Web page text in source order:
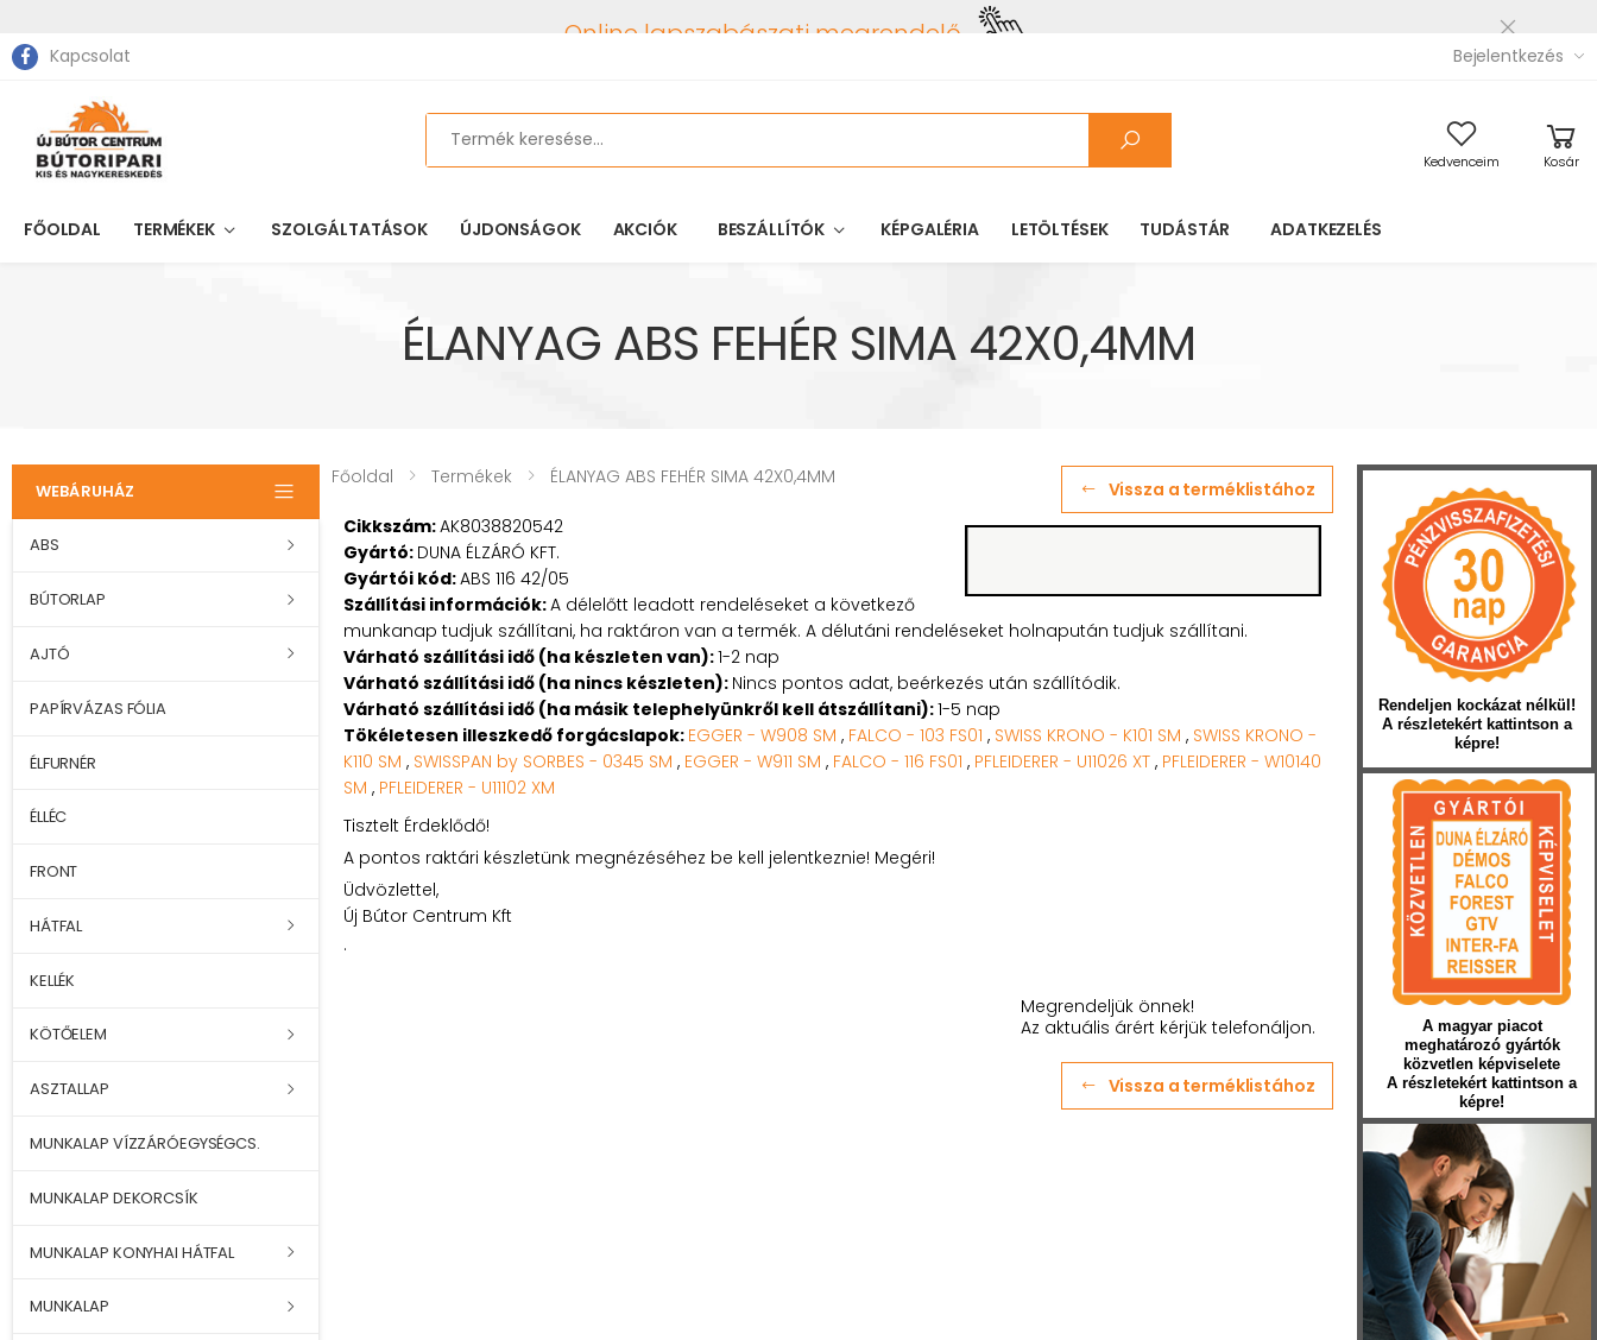
Online lapszabászati megrendelő
Kapcsolat Bejelentkezés
Search
Kedvenceim Kosár
FŐOLDAL TERMÉKEK SZOLGÁLTATÁSOK ÚJDONSÁGOK AKCIÓK BESZÁLLÍTÓK KÉPGALÉRIA LETÖLTÉSEK TUDÁSTÁR ADATKEZELÉS
ÉLANYAG ABS FEHÉR SIMA 42X0,4MM
WEBÁRUHÁZ
ABS
BÚTORLAP
AJTÓ
PAPÍRVÁZAS FÓLIA
ÉLFURNÉR
ÉLLÉC
FRONT
HÁTFAL
KELLÉK
KÖTŐELEM
ASZTALLAP
MUNKALAP VÍZZÁRÓEGYSÉGCS.
MUNKALAP DEKORCSÍK
MUNKALAP KONYHAI HÁTFAL
MUNKALAP
Főoldal Termékek ÉLANYAG ABS FEHÉR SIMA 42X0,4MM
Vissza a terméklistához
Cikkszám:AK8038820542
Gyártó: DUNA ÉLZÁRÓ KFT.
Gyártói kód:ABS 116 42/05
Szállítási információk:A délelőtt leadott rendeléseket a következő
munkanap tudjuk szállítani, ha raktáron van a termék. A délutáni rendeléseket holnapután tudjuk szállítani.
Várható szállítási idő (ha készleten van):1-2 nap
Várható szállítási idő (ha nincs készleten): Nincs pontos adat, beérkezés után szállítódik.
Várható szállítási idő (ha másik telephelyünkről kell átszállítani):1-5 nap
Tökéletesen illeszkedő forgácslapok: EGGER - W908 SM , FALCO - 103 FS01 , SWISS KRONO - K101 SM , SWISS KRONO -
K110 SM , SWISSPAN by SORBES - 0345 SM , EGGER - W911 SM , FALCO - 116 FS01 , PFLEIDERER - U11026 XT, PFLEIDERER - W10140
SM , PFLEIDERER - U11102 XM
Tisztelt Érdeklődő!
A pontos raktári készletünk megnézéséhez be kell jelentkeznie! Megéri!
Üdvözlettel,
Új Bútor Centrum Kft
.
Megrendeljük önnek!
Az aktuális árért kérjük telefonáljon.
Vissza a terméklistához
Rendeljen kockázat nélkül!
A részletekért kattintson a
képre!
A magyar piacot
meghatározó gyártók
közvetlen képviselete
A részletekért kattintson a
képre!